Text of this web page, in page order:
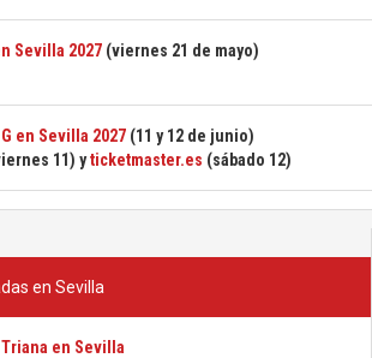
en Sevilla
en Sevilla
Sevilla 2027 (viernes 21 de mayo)
en Sevilla 2027 (11 y 12 de junio)
11) yticketmaster.es (sábado 12)